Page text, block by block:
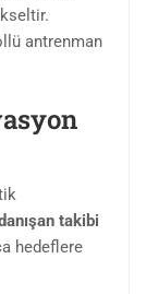
antrenman
takibi
hedeflere